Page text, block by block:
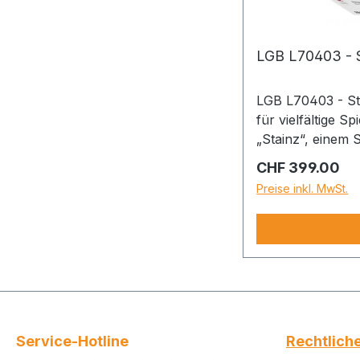
LGB L70403 -
LGB L70403 -
für vielfältige
„Stainz“, einem
elektronisches
kompletten
beispielhaft
Garantiegebers
Str, 55-57,
Regulärer Preis:
CHF 399.00
Preise inkl. MwSt.
Service-Hotline